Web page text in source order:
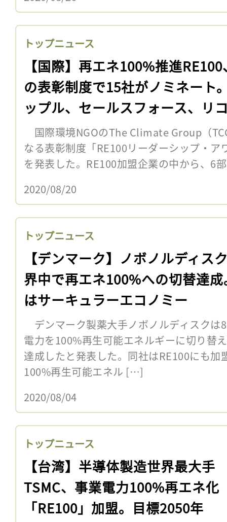
トップニュース
【国際】再エネ100%推進
の表彰制度で15社がノミネート
ップル、セールスフォース、リ
国際環境NGOのThe Climate Group（
なる表彰制度「RE100リーダーシップ・
を発表した。RE100加盟企業の中から、6
2020/08/20
トップニュース
【デンマーク】ノボノルディス
界中で再エネ100%への切替達
はサーキュラーエコノミー
デンマーク製薬大手ノボノルディスクは
電力を100%再生可能エネルギーに切り替
達成したと発表した。同社はRE100にも加
100%再生可能エネル […]
2020/08/04
トップニュース
【台湾】半導体製造世界最大手
TSMC、事業電力100%再エネ化
「RE100」加盟。目標2050年